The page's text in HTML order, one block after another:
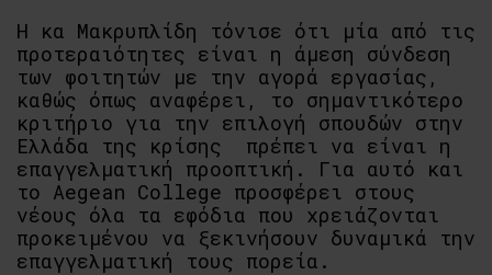
Η κα Μακρυπλίδη τόνισε ότι μία από τις
προτεραιότητες είναι η άμεση σύνδεση
των φοιτητών με την αγορά εργασίας,
καθώς όπως αναφέρει, το σημαντικότερο
κριτήριο για την επιλογή σπουδών στην
Ελλάδα της κρίσης πρέπει να είναι η
επαγγελματική προοπτική. Για αυτό και
το Aegean College προσφέρει στους
νέους όλα τα εφόδια που χρειάζονται
προκειμένου να ξεκινήσουν δυναμικά την
επαγγελματική τους πορεία.